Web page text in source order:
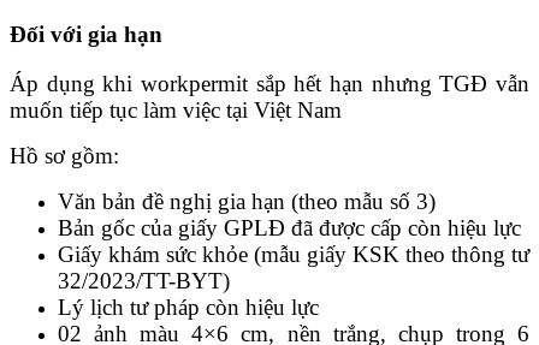
Đối với gia hạn
Áp dụng khi workpermit sắp hết hạn nhưng TGĐ vẫn
muốn tiếp tục làm việc tại Việt Nam
Hồ sơ gồm:
Văn bản đề nghị gia hạn (theo mẫu số 3)
Bản gốc của giấy GPLĐ đã được cấp còn hiệu lực
Giấy khám sức khỏe (mẫu giấy KSK theo thông tư
32/2023/TT-BYT)
Lý lịch tư pháp còn hiệu lực
02 ảnh màu 4×6 cm, nền trắng, chụp trong 6